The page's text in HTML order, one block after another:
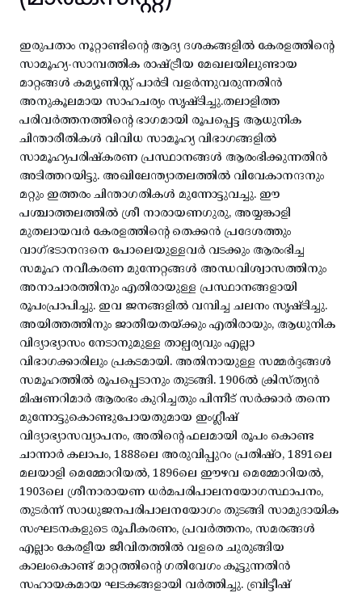
ഇരുപതാം നൂറ്റാണ്ടിന്റെ ആദ്യ ദശകങ്ങളിൽ കേരളത്തിന്റെ
സാമൂഹ്യ-സാമ്പത്തിക രാഷ്ട്രീയ മേഖലയിലുണ്ടായ
മാറ്റങ്ങൾ കമ്യൂണിസ്റ്റ് പാർടി വളർന്നുവരുന്നതിൻ
അനുകൂലമായ സാഹചര്യം സൃഷ്ടിച്ചു.തലാളിത്ത
പരിവർത്തനത്തിന്റെ ഭാഗമായി രൂപപ്പെട്ട ആധുനിക
ചിന്താരീതികൾ വിവിധ സാമൂഹ്യ വിഭാഗങ്ങളിൽ
സാമൂഹ്യപരിഷ്കരണ പ്രസ്ഥാനങ്ങൾ ആരംഭിക്കുന്നതിൻ
അടിത്തറയിട്ടു. അഖിലേന്ത്യാതലത്തിൽ വിവേകാനന്ദനും
മറ്റും ഇത്തരം ചിന്താഗതികൾ മുന്നോട്ടുവച്ചു. ഈ
പശ്ചാത്തലത്തിൽ ശ്രീ നാരായണഗുരു, അയ്യങ്കാളി
മുതലായവർ കേരളത്തിന്റെ തെക്കൻ പ്രദേശത്തും
വാഗ്ഭടാനന്ദനെ പോലെയുള്ളവർ വടക്കും ആരംഭിച്ച
സമൂഹ നവീകരണ മുന്നേറ്റങ്ങൾ അന്ധവിശ്വാസത്തിനും
അനാചാരത്തിനും എതിരായുള്ള പ്രസ്ഥാനങ്ങളായി
രൂപംപ്രാപിച്ചു. ഇവ ജനങ്ങളിൽ വമ്പിച്ച ചലനം സൃഷ്ടിച്ചു.
അയിത്തത്തിനും ജാതീയതയ്ക്കും എതിരായും, ആധുനിക
വിദ്യാഭ്യാസം നേടാനുമുള്ള താല്പര്യവും എല്ലാ
വിഭാഗക്കാരിലും പ്രകടമായി. അതിനായുള്ള സമ്മർദ്ദങ്ങൾ
സമൂഹത്തിൽ രൂപപ്പെടാനും തുടങ്ങി. 1906ൽ ക്രിസ്ത്യൻ
മിഷണറിമാർ ആരംഭം കുറിച്ചതും പിന്നീട് സർക്കാർ തന്നെ
മുന്നോട്ടുകൊണ്ടുപോയതുമായ ഇംഗ്ലീഷ്
വിദ്യാഭ്യാസവ്യാപനം, അതിന്റെ ഫലമായി രൂപം കൊണ്ട
ചാന്നാർ കലാപം, 1888ലെ അരുവിപ്പുറം പ്രതിഷ്ഠ, 1891ലെ
മലയാളി മെമ്മോറിയൽ, 1896ലെ ഈഴവ മെമ്മോറിയൽ,
1903ലെ ശ്രീനാരായണ ധർമപരിപാലനയോഗസ്ഥാപനം,
തുടർന്ന് സാധുജനപരിപാലനയോഗം തുടങ്ങി സാമുദായിക
സംഘടനകളുടെ രൂപീകരണം, പ്രവർത്തനം, സമരങ്ങൾ
എല്ലാം കേരളീയ ജീവിതത്തിൽ വളരെ ചുരുങ്ങിയ
കാലംകൊണ്ട് മാറ്റത്തിന്റെ ഗതിവേഗം കൂട്ടുന്നതിൻ
സഹായകമായ ഘടകങ്ങളായി വർത്തിച്ചു. ബ്രിട്ടീഷ്